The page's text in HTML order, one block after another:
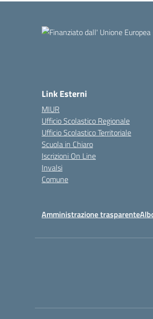
Link Esterni
MIUR
Ufficio Scolastico Regionale
Ufficio Scolastico Territoriale
Scuola in Chiaro
Iscrizioni On Line
Invalsi
Comune
Amministrazione trasparente